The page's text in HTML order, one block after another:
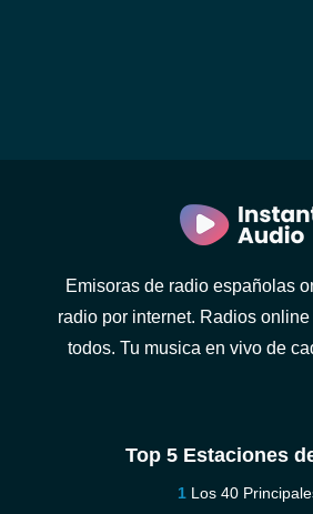
Emisoras de radio españolas
radio por internet. Radios
todos. Tu musica en vivo de
Top 5 Estaciones
Los 40